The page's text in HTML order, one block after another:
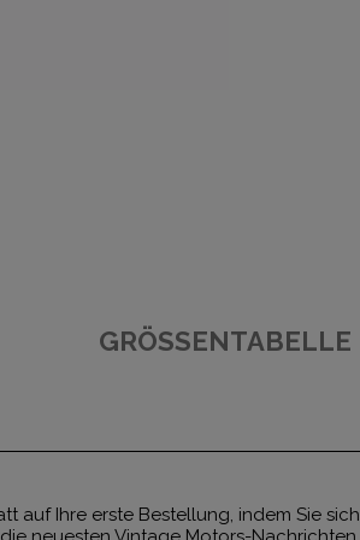
GRÖSSENTABELLE
auf Ihre erste Bestellung, indem Sie sich